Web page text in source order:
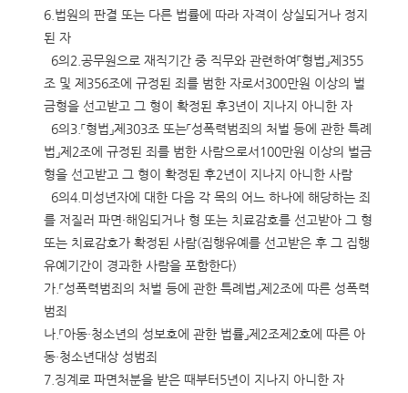
6.법원의 판결 또는 다른 법률에 따라 자격이 상실되거나 정지
된 자
6의2.공무원으로 재직기간 중 직무와 관련하여「형법」제355
조 및 제356조에 규정된 죄를 범한 자로서300만원 이상의 벌
금형을 선고받고 그 형이 확정된 후3년이 지나지 아니한 자
6의3.「형법」제303조 또는「성폭력범죄의 처벌 등에 관한 특례
법」제2조에 규정된 죄를 범한 사람으로서100만원 이상의 벌금
형을 선고받고 그 형이 확정된 후2년이 지나지 아니한 사람
6의4.미성년자에 대한 다음 각 목의 어느 하나에 해당하는 죄
를 저질러 파면·해임되거나 형 또는 치료감호를 선고받아 그 형
또는 치료감호가 확정된 사람(집행유예를 선고받은 후 그 집행
유예기간이 경과한 사람을 포함한다)
가.「성폭력범죄의 처벌 등에 관한 특례법」제2조에 따른 성폭력
범죄
나.「아동·청소년의 성보호에 관한 법률」제2조제2호에 따른 아
동·청소년대상 성범죄
7.징계로 파면처분을 받은 때부터5년이 지나지 아니한 자